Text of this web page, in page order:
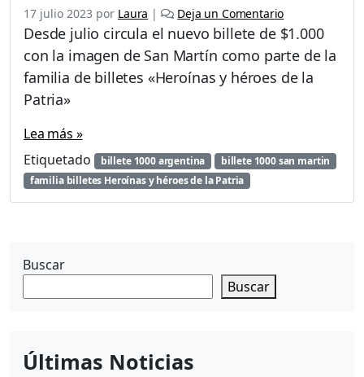
17 julio 2023 por Laura | Deja un Comentario
Desde julio circula el nuevo billete de $1.000
con la imagen de San Martín como parte de la
familia de billetes «Heroínas y héroes de la
Patria»
Lea más »
Etiquetado
billete 1000 argentina
billete 1000 san martin
familia billetes Heroínas y héroes de la Patria
Buscar
Buscar
Últimas Noticias